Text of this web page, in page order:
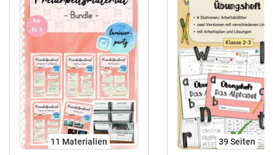
11 Materialien 39Seiten